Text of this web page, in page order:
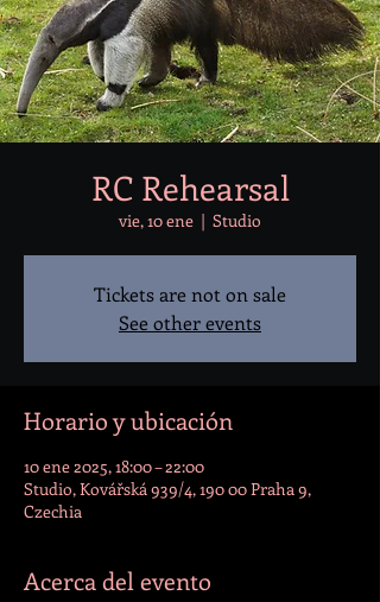
RC Rehearsal
vie, 10 ene
  |
Studio
Tickets are not on sale
See other events
Horario y ubicación
10 ene 2025, 18:00 – 22:00
Studio, Kovářská 939/4, 190 00 Praha 9,
Czechia
Acerca del evento